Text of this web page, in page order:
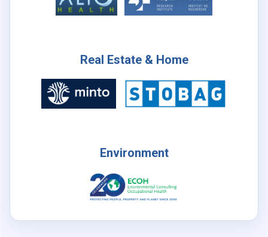
Real Estate & Home
Environment